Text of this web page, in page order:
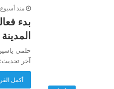
منذ
بدء
آخر تحديث: الأحد 11
أكمل